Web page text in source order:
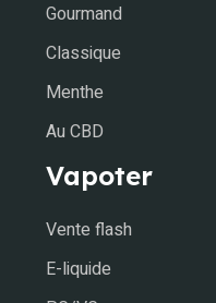
Gourmand
Classique
Menthe
Au CBD
Vapoter
Vente flash
E-liquide